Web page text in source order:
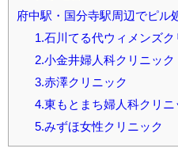
府中駅・国分寺駅周辺でピル
1.石川てる代ウィメンズク
2.小金井婦人科クリニック
3.赤澤クリニック
4.東もとまち婦人科クリニ
5.みずほ女性クリニック